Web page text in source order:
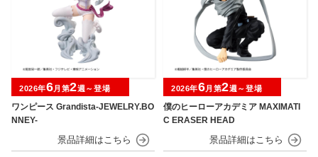
ワンピース Grandista-JEWELRY.BO
NNEY-
2026年6月第2週～登場
僕のヒーローアカデミア MAXIMATI
C ERASER HEAD
2026年6月第2週～登場